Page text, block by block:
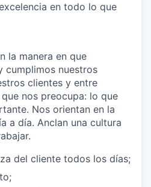
en todo lo que
la manera en que
cumplimos nuestros
clientes y entre
nos preocupa: lo que
Nos orientan en la
a día. Anclan una cultura
del cliente todos los días;